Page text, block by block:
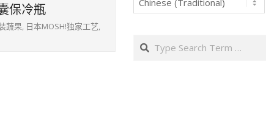
保冷瓶
蔬果, 日本MOSH!独家工艺,
Search